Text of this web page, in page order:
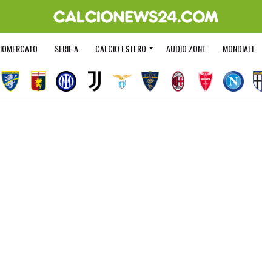
SERIE A CALCIO ESTERO AUDIO ZONE MONDIALI